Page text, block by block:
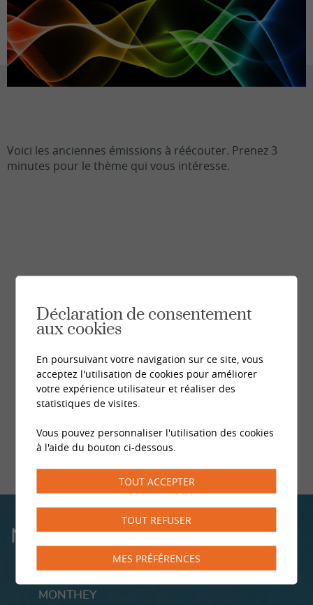
Voici les anciennes émissions à réécouter. Prenez 3
minutes pour le thème qui vous intéresse.
NOS CENTRES
MONTHEY
Déclaration de consentement
aux cookies
En poursuivant votre navigation sur ce site, vous
acceptez l'utilisation de cookies pour améliorer
votre expérience utilisateur et réaliser des
statistiques de visites.
Vous pouvez personnaliser l'utilisation des cookies
à l'aide du bouton ci-dessous.
TOUT ACCEPTER
TOUT REFUSER
MES PRÉFÉRENCES